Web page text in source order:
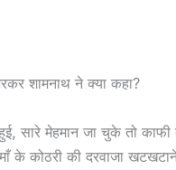
शामनाथ ने क्या कहा?
सारे मेहमान जा चुके तो काफी
के कोठरी की दरवाजा